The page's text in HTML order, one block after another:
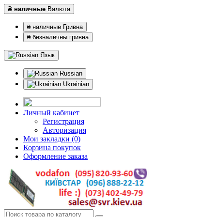
₴ наличные Валюта
₴ наличные Гривна
₴ безналичны гривна
Язык
Russian
Ukrainian
Личный кабинет
Регистрация
Авторизация
Мои закладки (0)
Корзина покупок
Оформление заказа